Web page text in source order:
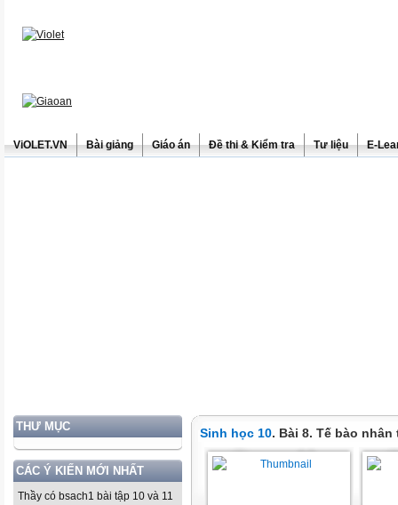
ViOLET.VN Bài giảng Giáo án Đề thi & Kiểm tra Tư liệu E-
THƯ MỤC
CÁC Ý KIẾN MỚI NHẤT
Thầy có bsach1 bài tập 10 và 11
Sinh học 10. Bài 8. Tế bào nhân